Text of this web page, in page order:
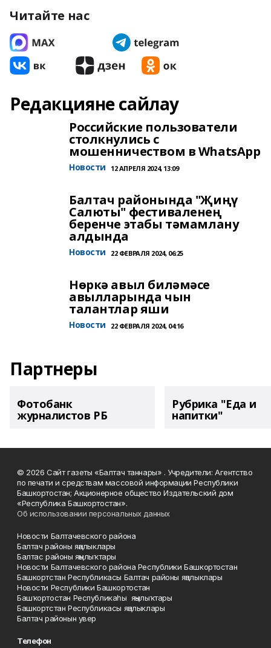
Читайте нас
Редакцияне сайлау
Российские пользователи
столкнулись с
мошенничеством в WhatsApp
Новости 12 АПРЕЛЯ 2024, 13:09
Балтач районында "Җиңү
Салюты" фестиваленең
беренче этабы тәмамлану
алдында
Новости 22 ФЕВРАЛЯ 2024, 06:25
Нөркә авыл биләмәсе
авылларында чын
талантлар яши
Новости 22 ФЕВРАЛЯ 2024, 04:16
Партнеры
Фотобанк
журналистов РБ
Рубрика "Еда и
напитки"
© 2026 Сайт газеты «Балтач таннары» . Учредители: Агентство
по печати и средствам массовой информации Республики
Башкортостан; Акционерное общество Издательский дом
«Республика Башкортостан».
Об использовании персональных данных
Новости Балтачевского района
Балтач районы яңалыклары
Балтас районы яңылыҡтары
Новости Балтачевского района Республики Башкортостан
Башкортстан Республикасы Балтач районы яңалыклары
Новости Республики Башкортостан
Башҡортостан Республикаһы яңылыҡтары
Башкортстан Республикасы яңалыклары
Балтач районын увер
Телефон